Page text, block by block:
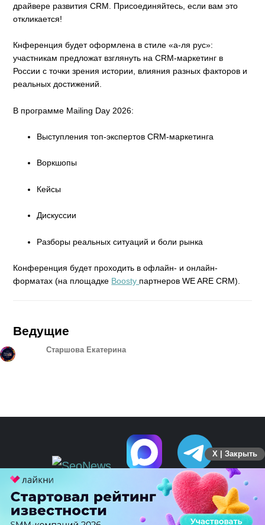
драйвере развития CRM. Присоединяйтесь, если вам это
откликается!
Кнференция будет оформлена в стиле «а-ля рус»:
участникам предложат взглянуть на CRM-маркетинг в
России с точки зрения истории, влияния разных факторов и
реальных достижений.
В программе Mailing Day 2026:
Выступления топ-экспертов CRM-маркетинга
Воркшопы
Кейсы
Дискуссии
Разборы реальных ситуаций и боли рынка
Конференция будет проходить в офлайн- и онлайн-
форматах (на площадке Boosty партнеров WE ARE CRM).
Ведущие
Старшова Екатерина
X | Закрыть
ПЕРЕЙТИ НА ПОЛНУЮ ВЕРСИЮ
© SEOnews.ru Все права защищены. 2026